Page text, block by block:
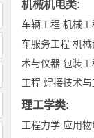
机械机电类:
车辆工程 机械
车服务工程 机
术与仪器 包装工
工程 焊接技术与
理工学类:
工程力学 应用物